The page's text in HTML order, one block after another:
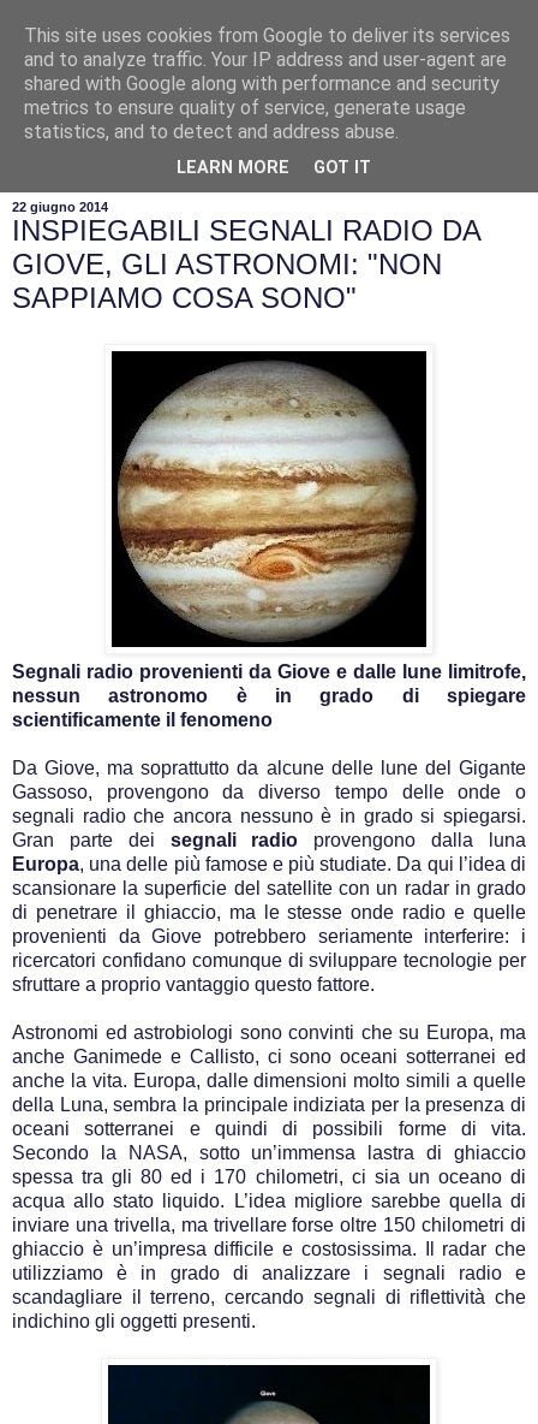
22 giugno 2014
INSPIEGABILI SEGNALI RADIO DA
GIOVE, GLI ASTRONOMI: "NON
SAPPIAMO COSA SONO"
Segnali radio provenienti da Giove e dalle lune limitrofe,
nessun astronomo è in grado di spiegare
scientificamente il fenomeno
Da Giove, ma soprattutto da alcune delle lune del Gigante
Gassoso, provengono da diverso tempo delle onde o
segnali radio che ancora nessuno è in grado si spiegarsi.
Gran parte dei segnali radio provengono dalla luna
Europa, una delle più famose e più studiate. Da qui l’idea di
scansionare la superficie del satellite con un radar in grado
di penetrare il ghiaccio, ma le stesse onde radio e quelle
provenienti da Giove potrebbero seriamente interferire: i
ricercatori confidano comunque di sviluppare tecnologie per
sfruttare a proprio vantaggio questo fattore.
Astronomi ed astrobiologi sono convinti che su Europa, ma
anche Ganimede e Callisto, ci sono oceani sotterranei ed
anche la vita. Europa, dalle dimensioni molto simili a quelle
della Luna, sembra la principale indiziata per la presenza di
oceani sotterranei e quindi di possibili forme di vita.
Secondo la NASA, sotto un’immensa lastra di ghiaccio
spessa tra gli 80 ed i 170 chilometri, ci sia un oceano di
acqua allo stato liquido. L’idea migliore sarebbe quella di
inviare una trivella, ma trivellare forse oltre 150 chilometri di
ghiaccio è un’impresa difficile e costosissima. Il radar che
utilizziamo è in grado di analizzare i segnali radio e
scandagliare il terreno, cercando segnali di riflettività che
indichino gli oggetti presenti.
This site uses cookies from Google to deliver its services
and to analyze traffic. Your IP address and user-agent are
shared with Google along with performance and security
metrics to ensure quality of service, generate usage
statistics, and to detect and address abuse.
LEARN MORE GOT IT